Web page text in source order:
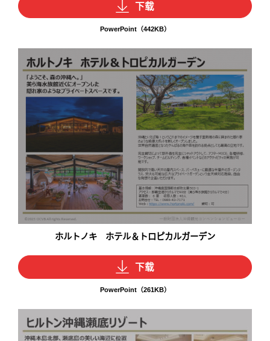
下载
PowerPoint（442KB）
ホルトノキ ホテル＆トロピカルガーデン
下载
PowerPoint（261KB）